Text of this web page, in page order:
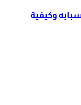
وكيفية